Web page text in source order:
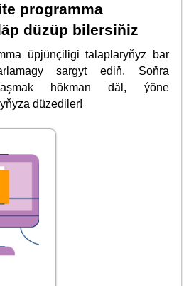
programma
düzüp bilersiňiz
üpjünçiligi talaplaryňyz bar
sargyt ediň. Soňra
hökman däl, ýöne
düzediler!